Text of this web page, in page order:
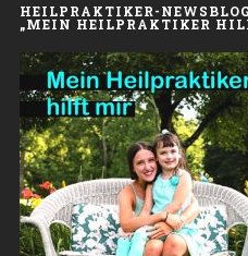
HEILPRAKTIKER-
„MEIN HEILPRAKTIKER